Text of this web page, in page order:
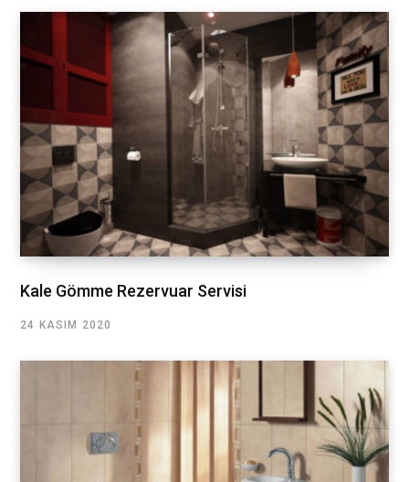
Kale Gömme Rezervuar Servisi
24 KASIM 2020